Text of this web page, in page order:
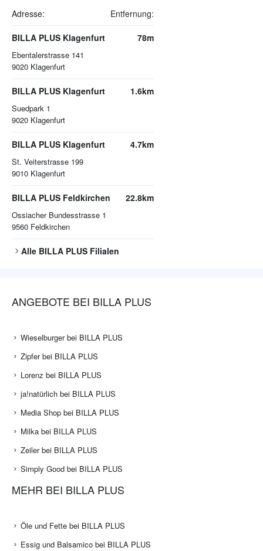
Adresse: Entfernung:
BILLA PLUS Klagenfurt
Ebentalerstrasse 141
9020 Klagenfurt
78m
BILLA PLUS Klagenfurt
Suedpark 1
9020 Klagenfurt
1.6km
BILLA PLUS Klagenfurt
St. Veiterstrasse 199
9010 Klagenfurt
4.7km
BILLA PLUS Feldkirchen
Ossiacher Bundesstrasse 1
9560 Feldkirchen
22.8km
Alle BILLA PLUS Filialen
ANGEBOTE BEI BILLA PLUS
Wieselburger bei BILLA PLUS
Zipfer bei BILLA PLUS
Lorenz bei BILLA PLUS
ja!natürlich bei BILLA PLUS
Media Shop bei BILLA PLUS
Milka bei BILLA PLUS
Zeiler bei BILLA PLUS
Simply Good bei BILLA PLUS
MEHR BEI BILLA PLUS
Öle und Fette bei BILLA PLUS
Essig und Balsamico bei BILLA PLUS